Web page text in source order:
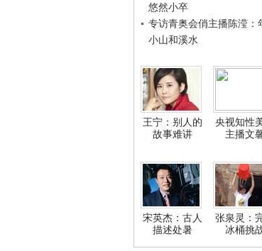
悠然小卒
专访青奥会俏主播陈滢：
小山和溪水
王宁：别人的
故事难讲
央视知性
主播文
宋英杰：古人
描述处暑
张泉灵：
冰桶挑